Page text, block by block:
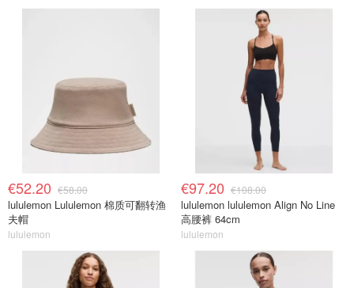
€52.20 €58.00
lululemon Lululemon 棉质可翻转渔
夫帽
lululemon
€97.20 €108.00
lululemon lululemon Align No Line
高腰裤 64cm
lululemon